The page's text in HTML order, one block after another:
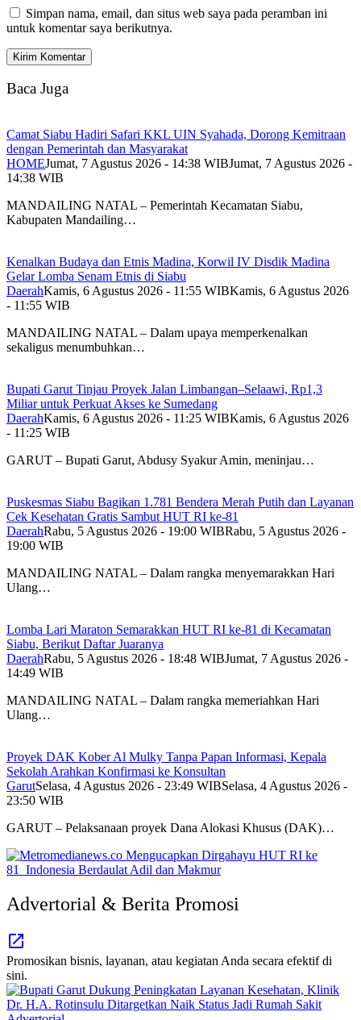
Simpan nama, email, dan situs web saya pada peramban ini
untuk komentar saya berikutnya.
Baca Juga
Camat Siabu Hadiri Safari KKL UIN Syahada, Dorong Kemitraan
dengan Pemerintah dan Masyarakat
HOMEJumat, 7 Agustus 2026 - 14:38 WIBJumat, 7 Agustus 2026 -
14:38 WIB
MANDAILING NATAL – Pemerintah Kecamatan Siabu,
Kabupaten Mandailing…
Kenalkan Budaya dan Etnis Madina, Korwil IV Disdik Madina
Gelar Lomba Senam Etnis di Siabu
DaerahKamis, 6 Agustus 2026 - 11:55 WIBKamis, 6 Agustus 2026
- 11:55 WIB
MANDAILING NATAL – Dalam upaya memperkenalkan
sekaligus menumbuhkan…
Bupati Garut Tinjau Proyek Jalan Limbangan–Selaawi, Rp1,3
Miliar untuk Perkuat Akses ke Sumedang
DaerahKamis, 6 Agustus 2026 - 11:25 WIBKamis, 6 Agustus 2026
- 11:25 WIB
GARUT – Bupati Garut, Abdusy Syakur Amin, meninjau…
Puskesmas Siabu Bagikan 1.781 Bendera Merah Putih dan Layanan
Cek Kesehatan Gratis Sambut HUT RI ke-81
DaerahRabu, 5 Agustus 2026 - 19:00 WIBRabu, 5 Agustus 2026 -
19:00 WIB
MANDAILING NATAL – Dalam rangka menyemarakkan Hari
Ulang…
Lomba Lari Maraton Semarakkan HUT RI ke-81 di Kecamatan
Siabu, Berikut Daftar Juaranya
DaerahRabu, 5 Agustus 2026 - 18:48 WIBJumat, 7 Agustus 2026 -
14:49 WIB
MANDAILING NATAL – Dalam rangka memeriahkan Hari
Ulang…
Proyek DAK Kober Al Mulky Tanpa Papan Informasi, Kepala
Sekolah Arahkan Konfirmasi ke Konsultan
GarutSelasa, 4 Agustus 2026 - 23:49 WIBSelasa, 4 Agustus 2026 -
23:50 WIB
GARUT – Pelaksanaan proyek Dana Alokasi Khusus (DAK)…
Advertorial & Berita Promosi
Promosikan bisnis, layanan, atau kegiatan Anda secara efektif di
sini.